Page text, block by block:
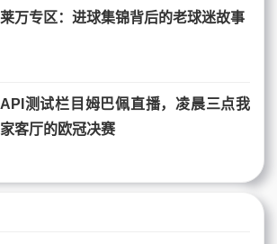
莱万专区：进球集锦背后的老球迷故事
API测试栏目姆巴佩直播，凌晨三点我
家客厅的欧冠决赛